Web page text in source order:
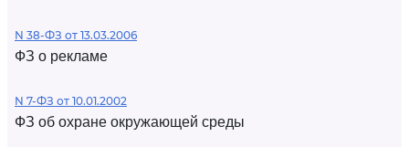
N 38-ФЗ от 13.03.2006
ФЗ о рекламе
N 7-ФЗ от 10.01.2002
ФЗ об охране окружающей среды